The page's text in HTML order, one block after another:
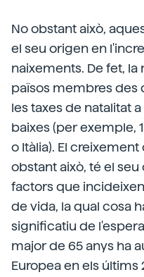
No obstant això,
el seu origen en
naixements. De fet,
països membres des
les taxes de natalitat
baixes (per exemple,
o Itàlia). El
obstant això, té el
factors que
de vida, la qual cosa
significatiu de
major de 65 anys ha
Europea en els